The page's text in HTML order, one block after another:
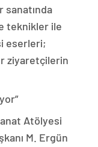
sanatında
teknikler ile
eserleri;
ziyaretçilerin
Atölyesi
M. Ergün